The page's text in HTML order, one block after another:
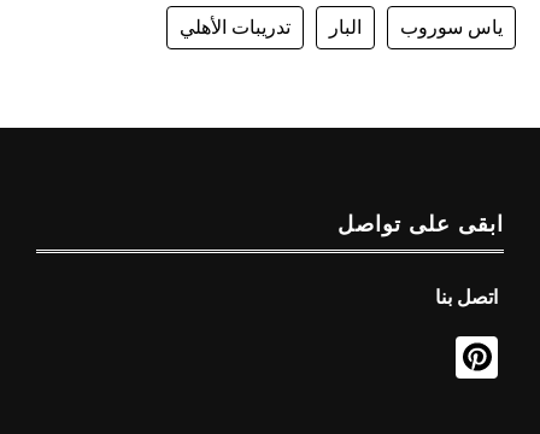
ياس سوروب البار تدريبات الأهلي
ابقى على تواصل
اتصل بنا